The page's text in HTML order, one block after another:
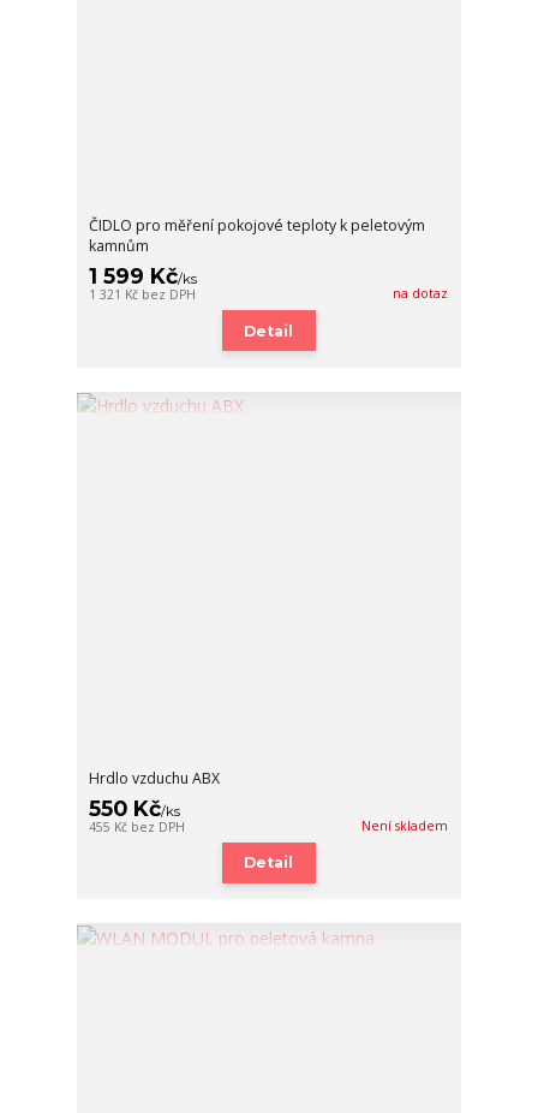
ČIDLO pro měření pokojové teploty k peletovým
kamnům
1 599 Kč/ks
1 321 Kč bez DPH na dotaz
Detail
Hrdlo vzduchu ABX
550 Kč/ks
455 Kč bez DPH Není skladem
Detail